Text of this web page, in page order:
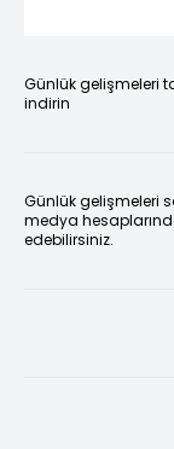
Günlük gelişmeleri
indirin
Günlük gelişmeleri
medya
edebilirsiniz.